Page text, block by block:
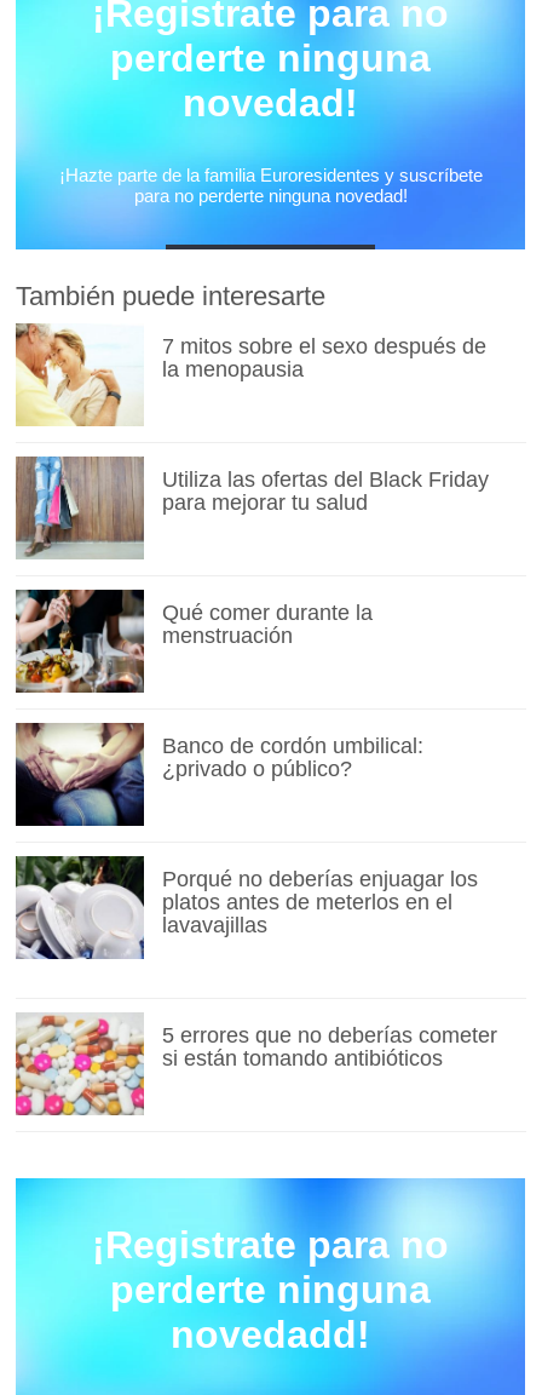
También puede interesarte
7 mitos sobre el sexo después de
la menopausia
Utiliza las ofertas del Black Friday
para mejorar tu salud
Qué comer durante la
menstruación
Banco de cordón umbilical:
¿privado o público?
Porqué no deberías enjuagar los
platos antes de meterlos en el
lavavajillas
5 errores que no deberías cometer
si están tomando antibióticos